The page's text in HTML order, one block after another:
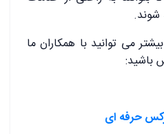
شوند.
می توانید با همکاران ما
باشید:
حرفه ای